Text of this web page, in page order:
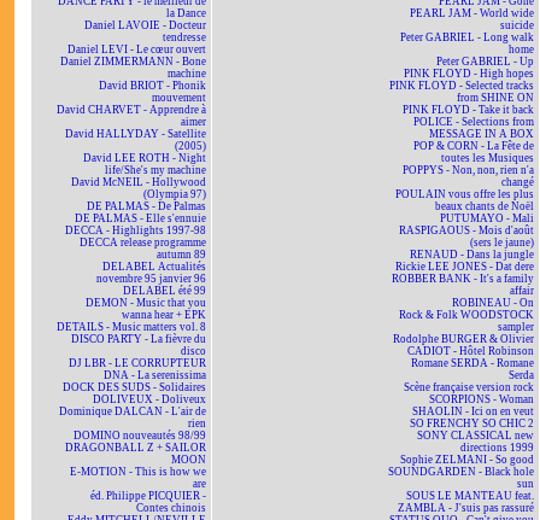
la Dance
Daniel LAVOIE - Docteur
tendresse
Daniel LEVI - Le cœur ouvert
Daniel ZIMMERMANN - Bone
machine
David BRIOT - Phonik
mouvement
David CHARVET - Apprendre à
aimer
David HALLYDAY - Satellite
(2005)
David LEE ROTH - Night
life/She's my machine
David McNEIL - Hollywood
(Olympia 97)
DE PALMAS - De Palmas
DE PALMAS - Elle s'ennuie
DECCA - Highlights 1997-98
DECCA release programme
autumn 89
DELABEL Actualités
novembre 95 janvier 96
DELABEL été 99
DEMON - Music that you
wanna hear + EPK
DETAILS - Music matters vol. 8
DISCO PARTY - La fièvre du
disco
DJ LBR - LE CORRUPTEUR
DNA - La serenissima
DOCK DES SUDS - Solidaires
DOLIVEUX - Doliveux
Dominique DALCAN - L'air de
rien
DOMINO nouveautés 98/99
DRAGONBALL Z + SAILOR
MOON
E-MOTION - This is how we
are
éd. Philippe PICQUIER -
Contes chinois
PEARL JAM - World wide
suicide
Peter GABRIEL - Long walk
home
Peter GABRIEL - Up
PINK FLOYD - High hopes
PINK FLOYD - Selected tracks
from SHINE ON
PINK FLOYD - Take it back
POLICE - Selections from
MESSAGE IN A BOX
POP & CORN - La Fête de
toutes les Musiques
POPPYS - Non, non, rien n'a
changé
POULAIN vous offre les plus
beaux chants de Noël
PUTUMAYO - Mali
RASPIGAOUS - Mois d'août
(sers le jaune)
RENAUD - Dans la jungle
Rickie LEE JONES - Dat dere
ROBBER BANK - It's a family
affair
ROBINEAU - On
Rock & Folk WOODSTOCK
sampler
Rodolphe BURGER & Olivier
CADIOT - Hôtel Robinson
Romane SERDA - Romane
Serda
Scène française version rock
SCORPIONS - Woman
SHAOLIN - Ici on en veut
SO FRENCHY SO CHIC 2
SONY CLASSICAL new
directions 1999
Sophie ZELMANI - So good
SOUNDGARDEN - Black hole
sun
SOUS LE MANTEAU feat.
ZAMBLA - J'suis pas rassuré